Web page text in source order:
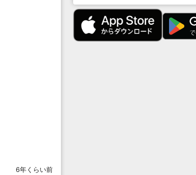
6年くらい前